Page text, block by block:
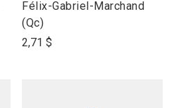
product
name
Félix-Gabriel-Marchand
(Qc)
2,71 $